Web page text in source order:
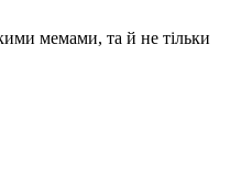
мемами, та й не тільки